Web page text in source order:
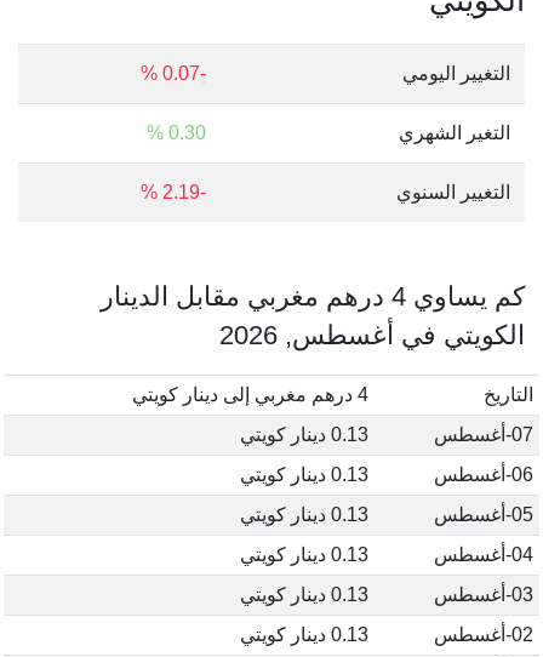
التغيير اليومي -0.07 %
التغير الشهري 0.30 %
التغيير السنوي -2.19 %
كم يساوي 4 درهم مغربي مقابل الدينار
الكويتي في أغسطس, 2026
التاريخ
4 درهم مغربي إلى دينار كويتي
07-أغسطس
0.13 دينار كويتي
06-أغسطس
0.13 دينار كويتي
05-أغسطس
0.13 دينار كويتي
04-أغسطس
0.13 دينار كويتي
03-أغسطس
0.13 دينار كويتي
02-أغسطس
0.13 دينار كويتي